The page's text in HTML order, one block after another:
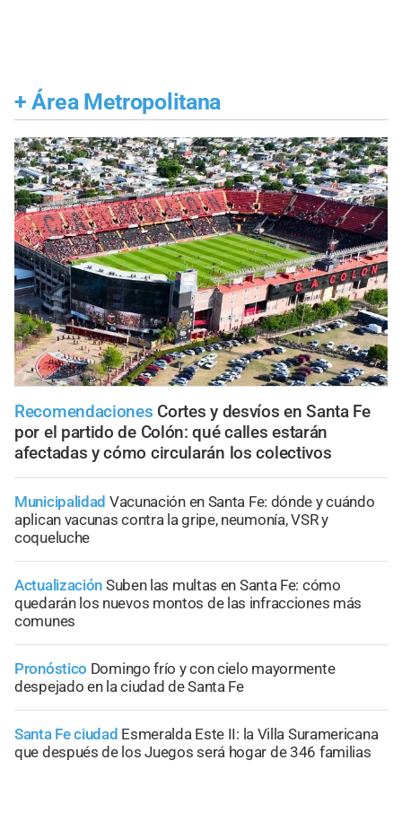
+ Área Metropolitana
Recomendaciones Cortes y desvíos en Santa Fe
por el partido de Colón: qué calles estarán
afectadas y cómo circularán los colectivos
Municipalidad Vacunación en Santa Fe: dónde y cuándo
aplican vacunas contra la gripe, neumonía, VSR y
coqueluche
Actualización Suben las multas en Santa Fe: cómo
quedarán los nuevos montos de las infracciones más
comunes
Pronóstico Domingo frío y con cielo mayormente
despejado en la ciudad de Santa Fe
Santa Fe ciudad Esmeralda Este II: la Villa Suramericana
que después de los Juegos será hogar de 346 familias